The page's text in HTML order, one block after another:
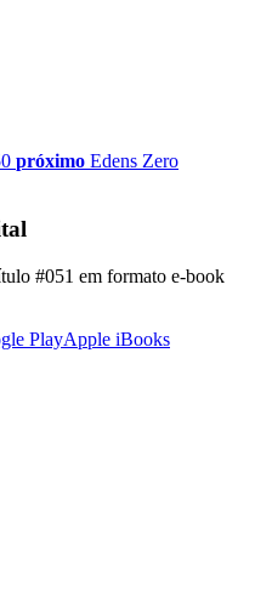
próximo Edens Zero
#051 em formato e-book
PlayApple iBooks